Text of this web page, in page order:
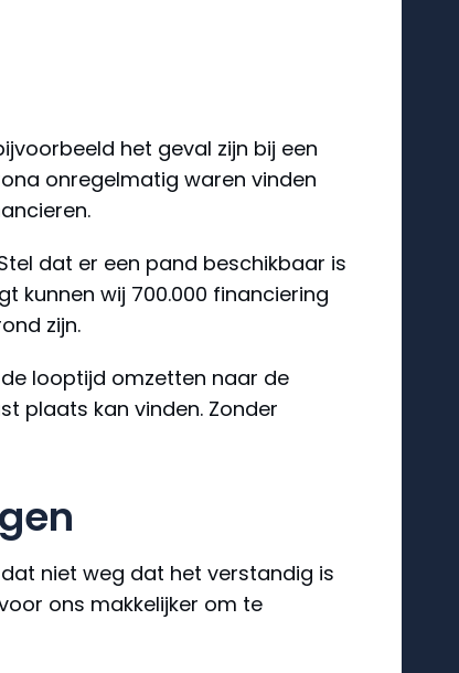
het geval zijn bij een
onregelmatig waren vinden
dat er een pand beschikbaar is
kunnen wij 700.000 financiering
zijn.
looptijd omzetten naar de
plaats kan vinden. Zonder
niet weg dat het verstandig is
ons makkelijker om te